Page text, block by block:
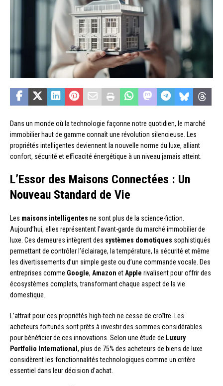
Dans un monde où la technologie façonne notre quotidien, le marché
immobilier haut de gamme connaît une révolution silencieuse. Les
propriétés intelligentes deviennent la nouvelle norme du luxe, alliant
confort, sécurité et efficacité énergétique à un niveau jamais atteint.
L’Essor des Maisons Connectées : Un
Nouveau Standard de Vie
Les maisons intelligentes ne sont plus de la science-fiction.
Aujourd’hui, elles représentent l’avant-garde du marché immobilier de
luxe. Ces demeures intègrent des systèmes domotiques sophistiqués
permettant de contrôler l’éclairage, la température, la sécurité et même
les divertissements d’un simple geste ou d’une commande vocale. Des
entreprises comme Google, Amazon etApple rivalisent pour offrir des
écosystèmes complets, transformant chaque aspect de la vie
domestique.
L’attrait pour ces propriétés high-tech ne cesse de croître. Les
acheteurs fortunés sont prêts à investir des sommes considérables
pour bénéficier de ces innovations. Selon une étude de Luxury
Portfolio International , plus de 75% des acheteurs de biens de luxe
considèrent les fonctionnalités technologiques comme un critère
essentiel dans leur décision d’achat.